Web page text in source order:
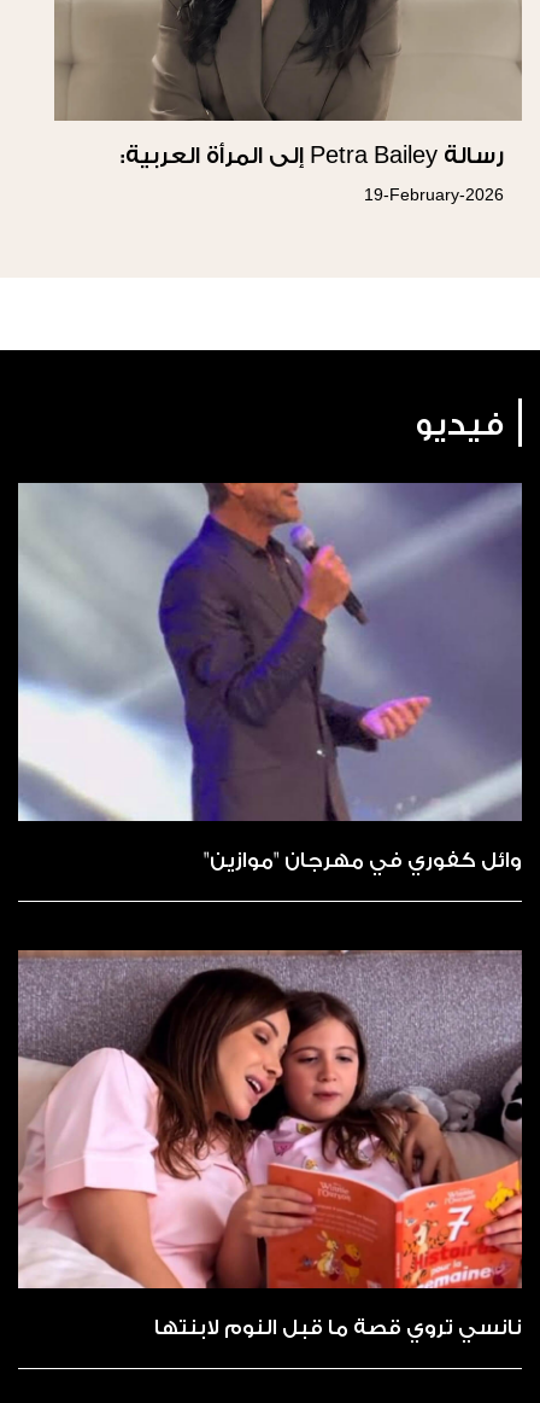
رسالة Petra Bailey إلى المرأة العربية:
19-February-2026
فيديو
وائل كفوري في مهرجان "موازين"
نانسي تروي قصة ما قبل النوم لابنتها